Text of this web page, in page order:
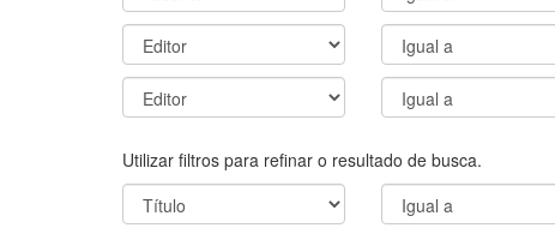
Utilizar filtros para refinar o resultado de busca.